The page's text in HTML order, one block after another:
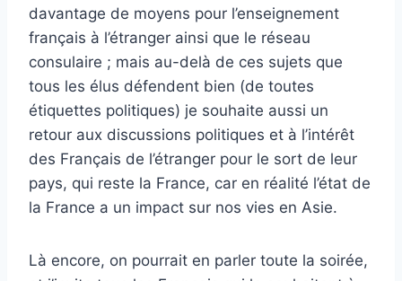
davantage de moyens pour l’enseignement
français à l’étranger ainsi que le réseau
consulaire ; mais au-delà de ces sujets que
tous les élus défendent bien (de toutes
étiquettes politiques) je souhaite aussi un
retour aux discussions politiques et à l’intérêt
des Français de l’étranger pour le sort de leur
pays, qui reste la France, car en réalité l’état de
la France a un impact sur nos vies en Asie.
Là encore, on pourrait en parler toute la soirée,